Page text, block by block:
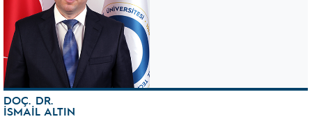
DOÇ. DR.
İSMAİL ALTIN